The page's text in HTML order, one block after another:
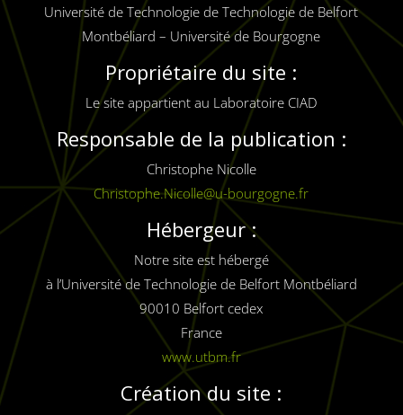
Université de Technologie de Technologie de Belfort
Montbéliard – Université de Bourgogne
Propriétaire du site :
Le site appartient au Laboratoire CIAD
Responsable de la publication :
Christophe Nicolle
Christophe.Nicolle@u-bourgogne.fr
Hébergeur :
Notre site est hébergé
à l’Université de Technologie de Belfort Montbéliard
90010 Belfort cedex
France
www.utbm.fr
Création du site :